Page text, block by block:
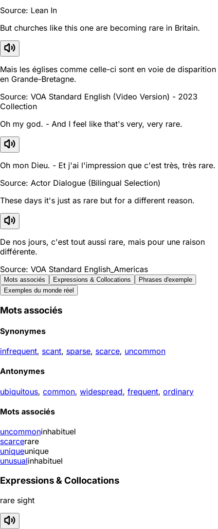
Source: Lean In
But churches like this one are becoming rare in Britain.
Mais les églises comme celle-ci sont en voie de disparition
en Grande-Bretagne.
Source: VOA Standard English (Video Version) - 2023
Collection
Oh my god. - And I feel like that's very, very rare.
Oh mon Dieu. - Et j'ai l'impression que c'est très, très rare.
Source: Actor Dialogue (Bilingual Selection)
These days it's just as rare but for a different reason.
De nos jours, c'est tout aussi rare, mais pour une raison
différente.
Source: VOA Standard English_Americas
Mots associés Expressions & Collocations
Phrases d'exemple
Exemples du monde réel
Mots associés
Synonymes
infrequent, scant, sparse, scarce, uncommon
Antonymes
ubiquitous, common, widespread, frequent, ordinary
Mots associés
uncommoninhabituel
scarcerare
uniqueunique
unusualinhabituel
Expressions & Collocations
rare sight